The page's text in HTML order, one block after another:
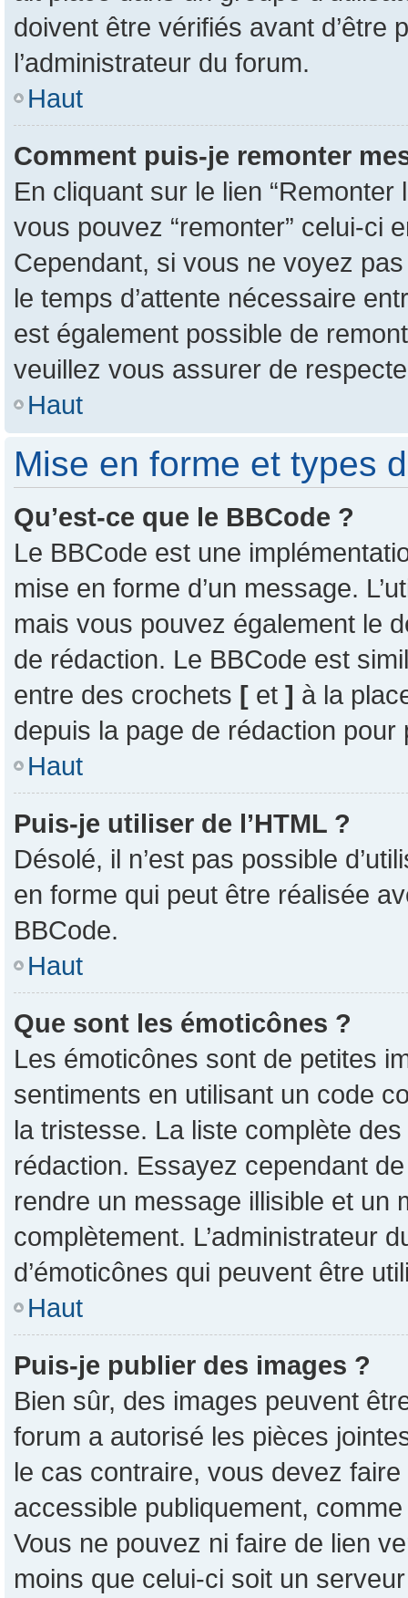
doivent être vérifiés avant d’être
l’administrateur du forum.
Haut
Comment puis-je remonter
En cliquant sur le lien
vous pouvez “remonter” celui-ci
Cependant, si vous ne voyez
le temps d’attente nécessaire
est également possible de
veuillez vous assurer de
Haut
Mise en forme et types
Qu’est-ce que le BBCode ?
Le BBCode est une
mise en forme d’un message.
mais vous pouvez également le
de rédaction. Le BBCode est
entre des crochets [ et ] à la
depuis la page de rédaction pour
Haut
Puis-je utiliser de l’HTML ?
Désolé, il n’est pas possible
en forme qui peut être réalisée
BBCode.
Haut
Que sont les émoticônes ?
Les émoticônes sont de petites
sentiments en utilisant un code
la tristesse. La liste complète
rédaction. Essayez cependant
rendre un message illisible et un
complètement. L’administrateur
d’émoticônes qui peuvent être
Haut
Puis-je publier des images ?
Bien sûr, des images peuvent
forum a autorisé les pièces
le cas contraire, vous devez
accessible publiquement,
Vous ne pouvez ni faire de lien
moins que celui-ci soit un